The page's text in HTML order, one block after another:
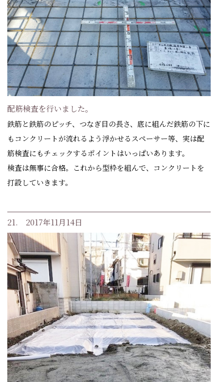
配筋検査を行いました。
鉄筋と鉄筋のピッチ、つなぎ目の長さ、底に組んだ鉄筋の下に
もコンクリートが流れるよう浮かせるスペーサー等、実は配
筋検査にもチェックするポイントはいっぱいあります。
検査は無事に合格。これから型枠を組んで、コンクリートを
打設していきます。
21. 2017年11月14日